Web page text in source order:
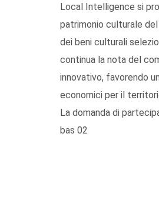
Local Intelligence si
patrimonio culturale
dei beni culturali
continua la nota del
innovativo, favorendo
economici per il
La domanda di
bas 02